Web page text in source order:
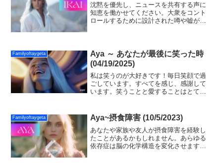
沈黙を優先し、ニュースを共有する声に
知恵を働かせてください。大衆をコント
ロールするために設計された噂や嘘があ
さい！
Familyoftaygeta
Aya ～ あなたが最後に笑った時
(04/19/2025)
私は笑うのが大好きです！毎日笑顔で過
ごしています。すべてを感じ、感謝して
います。笑うことと愛することはとても
一瞬でも、笑いが傷ついた人格を癒すよ
うにしましょう。
Familyoftaygeta Aya~摂食障害 (10/5/2023)
あなたや家族や友人が摂食障害を経験し
たことがあるかもしれません。あらゆる
依存症は脳の化学構造を変化させます